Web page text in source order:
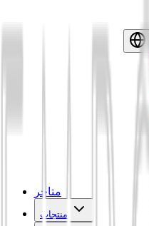
متاجر
منتجات